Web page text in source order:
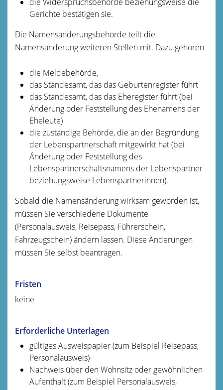
Gerichte bestätigen sie.
Die Namensänderungsbehörde teilt die
Namensänderung weiteren Stellen mit. Dazu gehören
die Meldebehörde,
das Standesamt, das das Geburtenregister führt
das Standesamt, das das Eheregister führt (bei
Änderung oder Feststellung des Ehenamens der
Eheleute)
die zuständige Behörde, die an der Begründung
der Lebenspartnerschaft mitgewirkt hat (bei
Änderung oder Feststellung des
Lebenspartnerschaftsnamens der Lebenspartner
beziehungsweise Lebenspartnerinnen).
Sobald die Namensänderung wirksam geworden ist,
müssen Sie verschiedene Dokumente
(Personalausweis, Reisepass, Führerschein,
Fahrzeugschein)ändern lassen. Diese Änderungen
müssen Sie selbst beantragen.
Fristen
keine
Erforderliche Unterlagen
gültiges Ausweispapier (zum Beispiel Reisepass,
Personalausweis)
Nachweis über den Wohnsitz oder gewöhnlichen
Aufenthalt (zum Beispiel Personalausweis,